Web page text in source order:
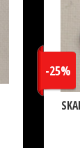
-25%